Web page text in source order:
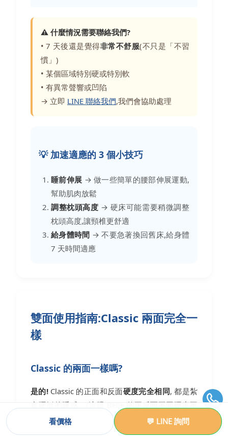
⚠️ 什麼情況需要聯絡我們?
• 7 天後還是覺得非常不舒服(不只是「不習
慣」)
• 某個區域特別硬或特別軟
• 有異常聲響或凹陷
→ 立即 LINE 聯絡我們,我們會協助處理
💡 加速適應的 3 個小技巧
睡前伸展 → 做一些簡單的腰部伸展運動,
幫助肌肉放鬆
調整枕頭高度 → 硬床可能需要稍微調整
枕頭高度,讓頸椎更舒適
給身體時間 → 不要急著換回舊床,給身體
7 天時間適應
雙面使用指南:Classic 兩面完全一
樣
Classic 的兩面一樣嗎?
是的!Classic 的正面和反面硬度完全相同, 都是紮
實硬挺的睡感。(這跟 Belle 的正反面不同硬度不
看價格 💬 LINE 詢問